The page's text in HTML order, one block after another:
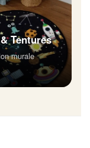
Tentures
murale